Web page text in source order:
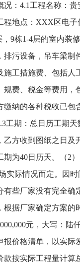
况：4.1工程名称：
程地点：XXX区电子
9栋1-4层的室内装
排污设备，吊车梁制
施工措施费、包括人
规费、税金等费用，
缴纳的各种税收已包
工期：总日历工期天
方收到图纸之日及
为40日历天。（2
实际情况而定。因
有些厂家没有完全确
根据厂家确定方案的
元，大写：陆
报价格清单，以实际
款按实际工程量计算